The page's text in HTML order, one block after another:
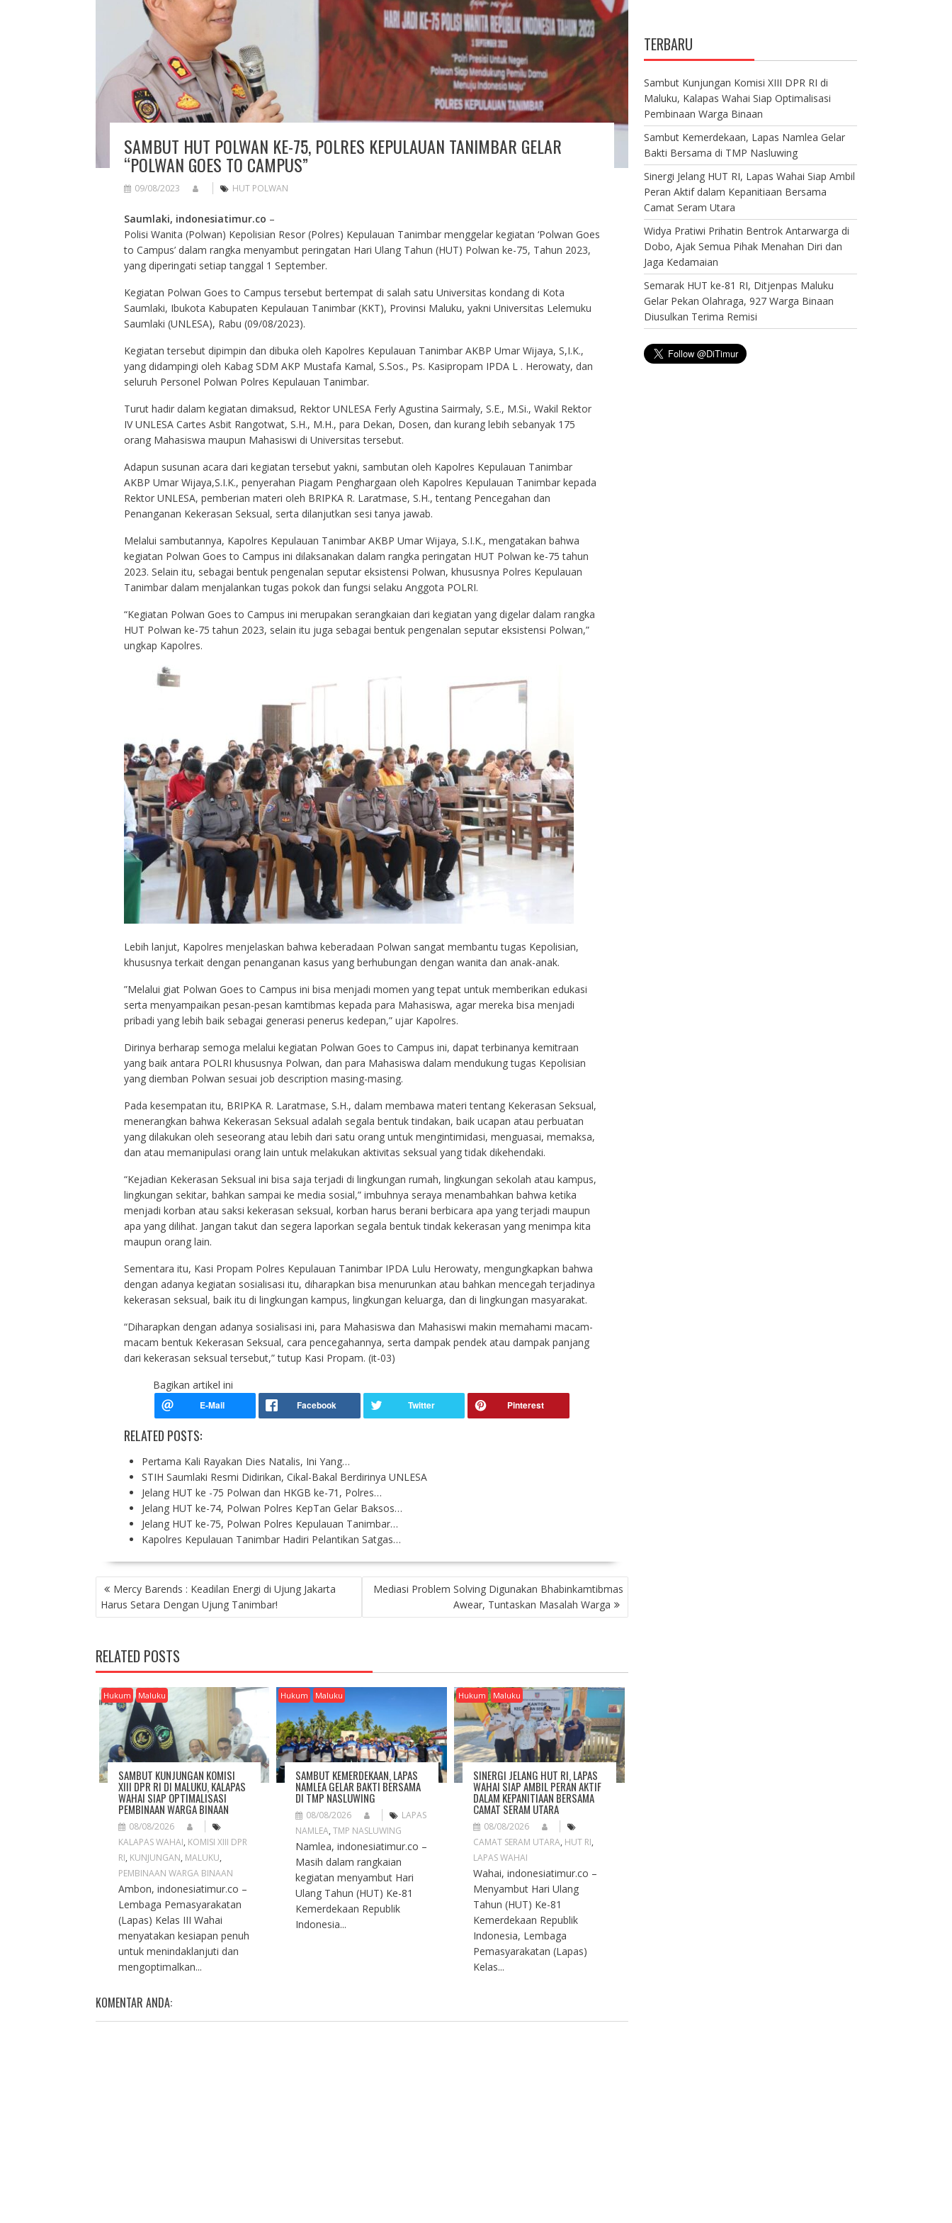
SAMBUT HUT POLWAN KE-75, POLRES KEPULAUAN TANIMBAR GELAR
“POLWAN GOES TO CAMPUS”
09/08/2023 HUT POLWAN
Saumlaki, indonesiatimur.co –
Polisi Wanita (Polwan) Kepolisian Resor (Polres) Kepulauan Tanimbar menggelar kegiatan ‘Polwan Goes
to Campus’ dalam rangka menyambut peringatan Hari Ulang Tahun (HUT) Polwan ke-75, Tahun 2023,
yang diperingati setiap tanggal 1 September.
Kegiatan Polwan Goes to Campus tersebut bertempat di salah satu Universitas kondang di Kota
Saumlaki, Ibukota Kabupaten Kepulauan Tanimbar (KKT), Provinsi Maluku, yakni Universitas Lelemuku
Saumlaki (UNLESA), Rabu (09/08/2023).
Kegiatan tersebut dipimpin dan dibuka oleh Kapolres Kepulauan Tanimbar AKBP Umar Wijaya, S,I.K.,
yang didampingi oleh Kabag SDM AKP Mustafa Kamal, S.Sos., Ps. Kasipropam IPDA L . Herowaty, dan
seluruh Personel Polwan Polres Kepulauan Tanimbar.
Turut hadir dalam kegiatan dimaksud, Rektor UNLESA Ferly Agustina Sairmaly, S.E., M.Si., Wakil Rektor
IV UNLESA Cartes Asbit Rangotwat, S.H., M.H., para Dekan, Dosen, dan kurang lebih sebanyak 175
orang Mahasiswa maupun Mahasiswi di Universitas tersebut.
Adapun susunan acara dari kegiatan tersebut yakni, sambutan oleh Kapolres Kepulauan Tanimbar
AKBP Umar Wijaya,S.I.K., penyerahan Piagam Penghargaan oleh Kapolres Kepulauan Tanimbar kepada
Rektor UNLESA, pemberian materi oleh BRIPKA R. Laratmase, S.H., tentang Pencegahan dan
Penanganan Kekerasan Seksual, serta dilanjutkan sesi tanya jawab.
Melalui sambutannya, Kapolres Kepulauan Tanimbar AKBP Umar Wijaya, S.I.K., mengatakan bahwa
kegiatan Polwan Goes to Campus ini dilaksanakan dalam rangka peringatan HUT Polwan ke-75 tahun
2023. Selain itu, sebagai bentuk pengenalan seputar eksistensi Polwan, khususnya Polres Kepulauan
Tanimbar dalam menjalankan tugas pokok dan fungsi selaku Anggota POLRI.
“Kegiatan Polwan Goes to Campus ini merupakan serangkaian dari kegiatan yang digelar dalam rangka
HUT Polwan ke-75 tahun 2023, selain itu juga sebagai bentuk pengenalan seputar eksistensi Polwan,”
ungkap Kapolres.
Lebih lanjut, Kapolres menjelaskan bahwa keberadaan Polwan sangat membantu tugas Kepolisian,
khususnya terkait dengan penanganan kasus yang berhubungan dengan wanita dan anak-anak.
”Melalui giat Polwan Goes to Campus ini bisa menjadi momen yang tepat untuk memberikan edukasi
serta menyampaikan pesan-pesan kamtibmas kepada para Mahasiswa, agar mereka bisa menjadi
pribadi yang lebih baik sebagai generasi penerus kedepan,” ujar Kapolres.
Dirinya berharap semoga melalui kegiatan Polwan Goes to Campus ini, dapat terbinanya kemitraan
yang baik antara POLRI khususnya Polwan, dan para Mahasiswa dalam mendukung tugas Kepolisian
yang diemban Polwan sesuai job description masing-masing.
Pada kesempatan itu, BRIPKA R. Laratmase, S.H., dalam membawa materi tentang Kekerasan Seksual,
menerangkan bahwa Kekerasan Seksual adalah segala bentuk tindakan, baik ucapan atau perbuatan
yang dilakukan oleh seseorang atau lebih dari satu orang untuk mengintimidasi, menguasai, memaksa,
dan atau memanipulasi orang lain untuk melakukan aktivitas seksual yang tidak dikehendaki.
“Kejadian Kekerasan Seksual ini bisa saja terjadi di lingkungan rumah, lingkungan sekolah atau kampus,
lingkungan sekitar, bahkan sampai ke media sosial,” imbuhnya seraya menambahkan bahwa ketika
menjadi korban atau saksi kekerasan seksual, korban harus berani berbicara apa yang terjadi maupun
apa yang dilihat. Jangan takut dan segera laporkan segala bentuk tindak kekerasan yang menimpa kita
maupun orang lain.
Sementara itu, Kasi Propam Polres Kepulauan Tanimbar IPDA Lulu Herowaty, mengungkapkan bahwa
dengan adanya kegiatan sosialisasi itu, diharapkan bisa menurunkan atau bahkan mencegah terjadinya
kekerasan seksual, baik itu di lingkungan kampus, lingkungan keluarga, dan di lingkungan masyarakat.
“Diharapkan dengan adanya sosialisasi ini, para Mahasiswa dan Mahasiswi makin memahami macam-
macam bentuk Kekerasan Seksual, cara pencegahannya, serta dampak pendek atau dampak panjang
dari kekerasan seksual tersebut,” tutup Kasi Propam. (it-03)
Bagikan artikel ini
RELATED POSTS:
Pertama Kali Rayakan Dies Natalis, Ini Yang…
STIH Saumlaki Resmi Didirikan, Cikal-Bakal Berdirinya UNLESA
Jelang HUT ke -75 Polwan dan HKGB ke-71, Polres…
Jelang HUT ke-74, Polwan Polres KepTan Gelar Baksos…
Jelang HUT ke-75, Polwan Polres Kepulauan Tanimbar…
Kapolres Kepulauan Tanimbar Hadiri Pelantikan Satgas…
P
O
S
N
A
V
G
A
T
O
N
Mercy Barends : Keadilan Energi di Ujung Jakarta
Harus Setara Dengan Ujung Tanimbar!
Mediasi Problem Solving Digunakan Bhabinkamtibmas
Awear, Tuntaskan Masalah Warga
RELATED POSTS
Hukum Maluku
SAMBUT KUNJUNGAN KOMISI
XIII DPR RI DI MALUKU, KALAPAS
WAHAI SIAP OPTIMALISASI
PEMBINAAN WARGA BINAAN
08/08/2026
KALAPAS WAHAI, KOMISI XIII DPR
RI, KUNJUNGAN, MALUKU,
PEMBINAAN WARGA BINAAN
Ambon, indonesiatimur.co –
Lembaga Pemasyarakatan
(Lapas) Kelas III Wahai
menyatakan kesiapan penuh
untuk menindaklanjuti dan
mengoptimalkan...
Hukum Maluku
SAMBUT KEMERDEKAAN, LAPAS
NAMLEA GELAR BAKTI BERSAMA
DI TMP NASLUWING
08/08/2026
LAPAS
NAMLEA,TMP NASLUWING
Namlea, indonesiatimur.co –
Masih dalam rangkaian
kegiatan menyambut Hari
Ulang Tahun (HUT) Ke-81
Kemerdekaan Republik
Indonesia...
Hukum Maluku
SINERGI JELANG HUT RI, LAPAS
WAHAI SIAP AMBIL PERAN AKTIF
DALAM KEPANITIAAN BERSAMA
CAMAT SERAM UTARA
08/08/2026
CAMAT SERAM UTARA, HUT RI,
LAPAS WAHAI
Wahai, indonesiatimur.co –
Menyambut Hari Ulang
Tahun (HUT) Ke-81
Kemerdekaan Republik
Indonesia, Lembaga
Pemasyarakatan (Lapas)
Kelas...
KOMENTAR ANDA:
TERBARU
Sambut Kunjungan Komisi XIII DPR RI di
Maluku, Kalapas Wahai Siap Optimalisasi
Pembinaan Warga Binaan
Sambut Kemerdekaan, Lapas Namlea Gelar
Bakti Bersama di TMP Nasluwing
Sinergi Jelang HUT RI, Lapas Wahai Siap Ambil
Peran Aktif dalam Kepanitiaan Bersama
Camat Seram Utara
Widya Pratiwi Prihatin Bentrok Antarwarga di
Dobo, Ajak Semua Pihak Menahan Diri dan
Jaga Kedamaian
Semarak HUT ke-81 RI, Ditjenpas Maluku
Gelar Pekan Olahraga, 927 Warga Binaan
Diusulkan Terima Remisi